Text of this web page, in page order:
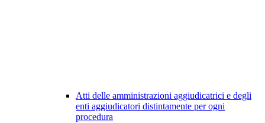
Atti delle amministrazioni aggiudicatrici e degli
enti aggiudicatori distintamente per ogni
procedura